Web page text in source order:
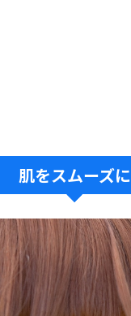
肌をスムーズに